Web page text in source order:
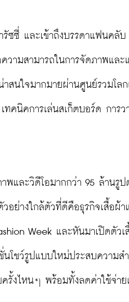
รัซซี่ และเข้าถึงบรรดาแฟนคลับ
วามสามารถในการจัดภาพและ
สนใจมากมายผ่านศูนย์รวมโล
คนิคการเล่นสเก็ตบอร์ด การว
พและวิดีโอมากกว่า 95 ล้านรู
อย่างใกล้ตัวที่ดีคือธุรกิจเสื้อผ้
Week และหันมาเปิดตัวเ
โชว์รูปแบบใหม่ประสบความสำ
ครั้งไหนๆ พร้อมทั้งลดค่าใช้จ่าย